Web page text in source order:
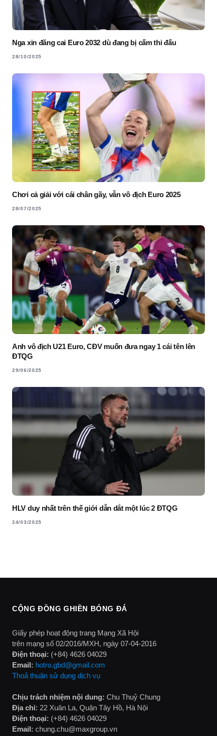
Nga xin đăng cai Euro 2032 dù đang bị cấm thi đấu
28/10/2025
Chơi cả giải với cái chân gãy, vẫn vô địch Euro 2025
28/07/2025
Anh vô địch U21 Euro, CĐV muốn đưa ngay 1 cái tên lên
ĐTQG
29/06/2025
HLV duy nhất trên thế giới dẫn dắt một lúc 2 ĐTQG
24/03/2025
CỘNG ĐỒNG GHIỀN BÓNG ĐÁ
Giấy phép hoạt động trang Mạng Xã Hội
trên mạng số 02/2016/MXH, ngày 07-04-2016
Điện thoại: (+84) 4626 04029
Email: hotro.gbd@gmail.com
Thoả thuận sử dụng dịch vụ
Chịu trách nhiệm nội dung: Chu Thuỷ Chung
Địa chỉ: 22 Xuân La, Quận Tây Hồ, Hà Nội
Điện thoại: (+84) 4626 04029
Email: chung.chu@maxgroup.vn